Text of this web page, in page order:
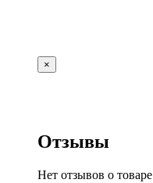
×
Отзывы
Нет отзывов о товаре